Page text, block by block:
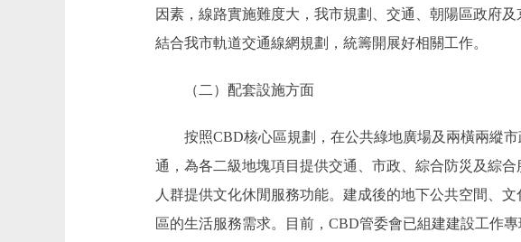
因素，線路實施難度大，我市規劃、交通、朝陽區政府
結合我市軌道交通線網規劃，統籌開展好相關工作。
（二）配套設施方面
按照CBD核心區規劃，在公共綠地廣場及兩橫兩縱市
通，為各二級地塊項目提供交通、市政、綜合防災及綜
人群提供文化休閒服務功能。建成後的地下公共空間、
區的生活服務需求。目前，CBD管委會已組建建設工作